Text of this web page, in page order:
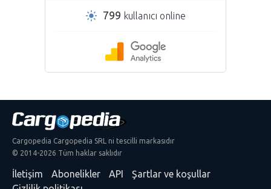
799 kullanıcı online
Cargopedia Cargopedia SRL ni tescilli markasıdır
© 2014-2026 Tüm haklar saklıdır
İletişim Abonelikler API
Şartlar ve koşullar